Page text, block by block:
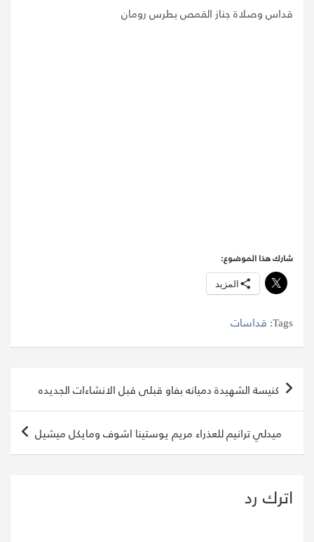
قداس وصلاة جناز القمص بطرس رومان
شارك هذا الموضوع:
المزيد
Tags: قداسات
تصفّح
المقالات
كنيسة الشهيدة دميانه بفاو قبلى قبل الانشاءات الجديده
ميدلي ترانيم للعذراء مريم يوستينا اشوف ومايكل ميشيل
اترك رد